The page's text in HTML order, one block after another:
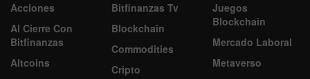
Acciones
Al Cierre Con
Bitfinanzas
Altcoins
Bitfinanzas Tv
Blockchain
Commodities
Cripto
Juegos
Blockchain
Mercado Laboral
Metaverso